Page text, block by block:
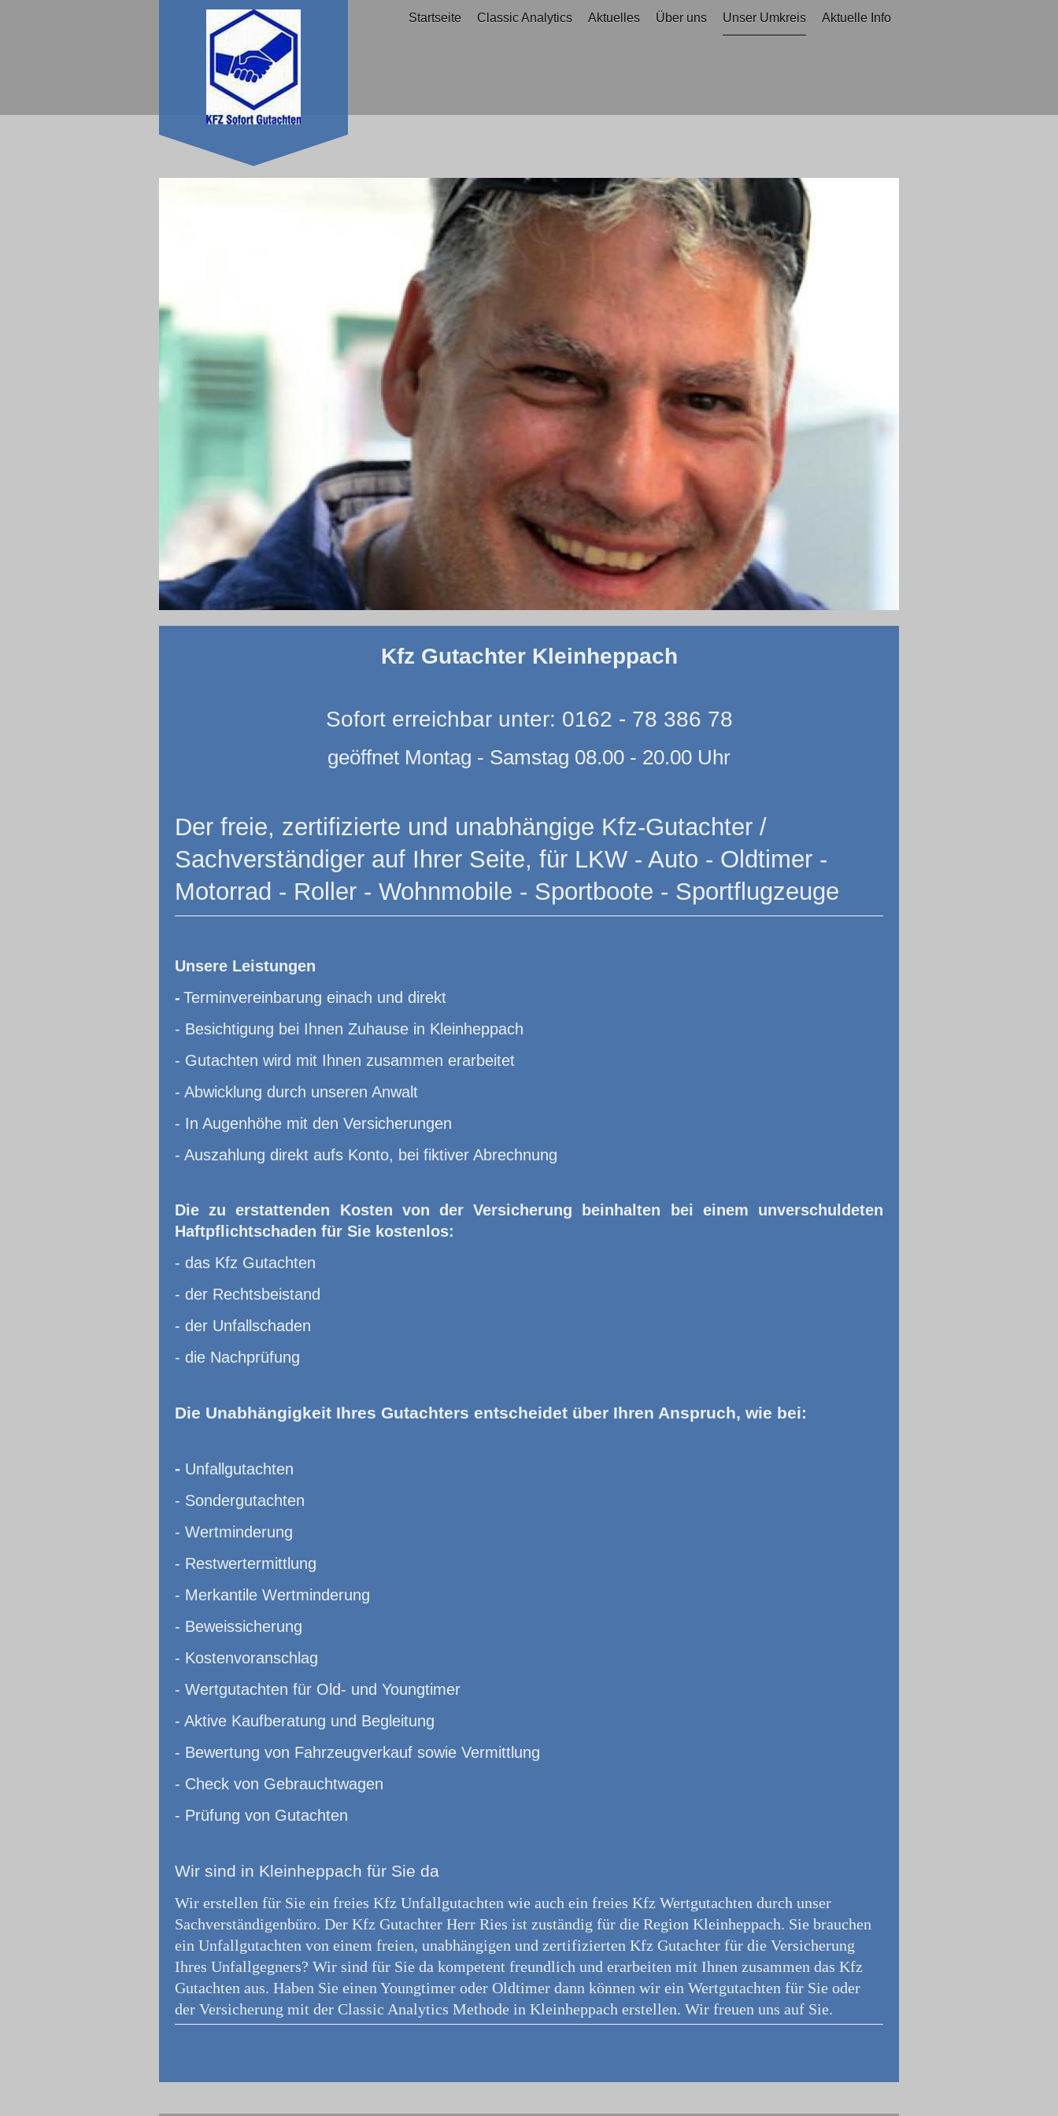
Startseite Classic Analytics Aktuelles Über uns Unser Umkreis Aktuelle Info
Kfz Gutachter Kleinheppach
Sofort erreichbar unter: 0162 - 78 386 78
geöffnet Montag - Samstag 08.00 - 20.00 Uhr
Der freie, zertifizierte und unabhängige Kfz-Gutachter /
Sachverständiger auf Ihrer Seite, für LKW - Auto - Oldtimer -
Motorrad - Roller - Wohnmobile - Sportboote - Sportflugzeuge
Unsere Leistungen
- Terminvereinbarung einach und direkt
- Besichtigung bei Ihnen Zuhause in Kleinheppach
- Gutachten wird mit Ihnen zusammen erarbeitet
- Abwicklung durch unseren Anwalt
- In Augenhöhe mit den Versicherungen
- Auszahlung direkt aufs Konto, bei fiktiver Abrechnung
Die zu erstattenden Kosten von der Versicherung beinhalten bei einem unverschuldeten
Haftpflichtschaden für Sie kostenlos:
- das Kfz Gutachten
- der Rechtsbeistand
- der Unfallschaden
- die Nachprüfung
Die Unabhängigkeit Ihres Gutachters entscheidet über Ihren Anspruch, wie bei:
- Unfallgutachten
- Sondergutachten
- Wertminderung
- Restwertermittlung
- Merkantile Wertminderung
- Beweissicherung
- Kostenvoranschlag
- Wertgutachten für Old- und Youngtimer
- Aktive Kaufberatung und Begleitung
- Bewertung von Fahrzeugverkauf sowie Vermittlung
- Check von Gebrauchtwagen
- Prüfung von Gutachten
Wir sind in Kleinheppach für Sie da
Wir erstellen für Sie ein freies Kfz Unfallgutachten wie auch ein freies Kfz Wertgutachten durch unser
Sachverständigenbüro. Der Kfz Gutachter Herr Ries ist zuständig für die Region Kleinheppach. Sie brauchen
ein Unfallgutachten von einem freien, unabhängigen und zertifizierten Kfz Gutachter für die Versicherung
Ihres Unfallgegners? Wir sind für Sie da kompetent freundlich und erarbeiten mit Ihnen zusammen das Kfz
Gutachten aus. Haben Sie einen Youngtimer oder Oldtimer dann können wir ein Wertgutachten für Sie oder
der Versicherung mit der Classic Analytics Methode in Kleinheppach erstellen. Wir freuen uns auf Sie.